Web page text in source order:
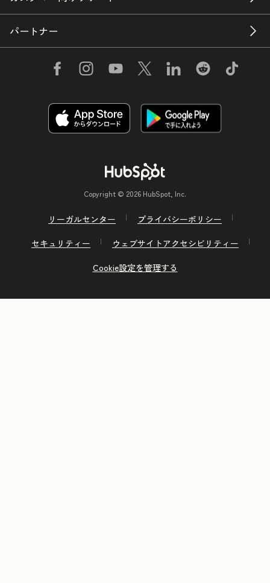
パートナー
Copyright © 2026 HubSpot, Inc.
リーガルセンター
プライバシーポリシー
セキュリティー
ウェブサイトアクセシビリティー
Cookie設定を管理する